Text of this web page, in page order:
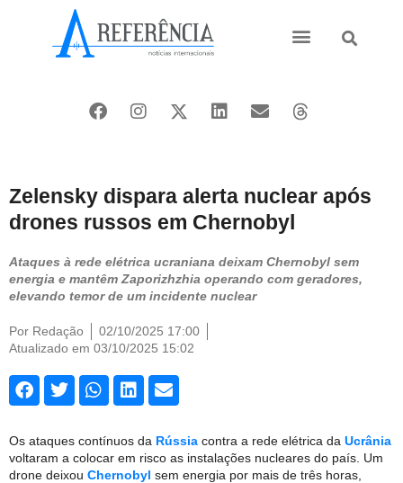
Zelensky dispara alerta nuclear após
drones russos em Chernobyl
Ataques à rede elétrica ucraniana deixam Chernobyl sem
energia e mantêm Zaporizhzhia operando com geradores,
elevando temor de um incidente nuclear
Por Redação
02/10/2025 17:00
Atualizado em 03/10/2025 15:02
Os ataques contínuos da Rússia contra a rede elétrica da Ucrânia
voltaram a colocar em risco as instalações nucleares do país. Um
drone deixou Chernobyl sem energia por mais de três horas,